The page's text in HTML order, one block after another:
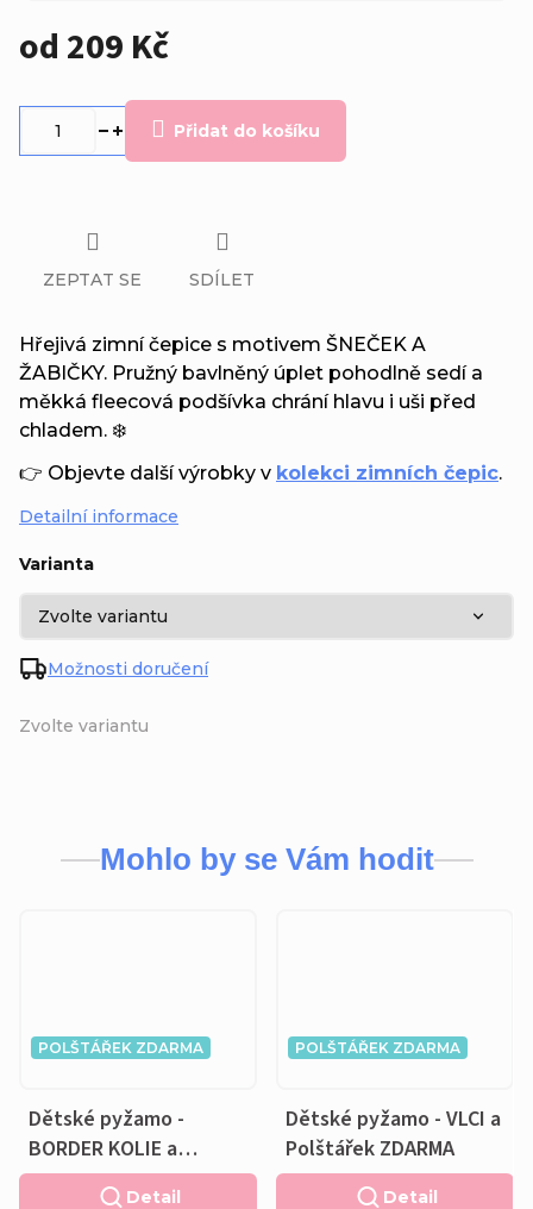
od 209 Kč
Zvolte variantu
Varianta
Možnosti doručení
Přidat do košíku
Hřejivá zimní čepice s motivem ŠNEČEK A
ŽABIČKY. Pružný bavlněný úplet pohodlně sedí a
měkká fleecová podšívka chrání hlavu i uši před
chladem. ❄️
👉 Objevte další výrobky v kolekci zimních čepic.
Detailní informace
ZEPTAT SE SDÍLET
Mohlo by se Vám hodit
POLŠTÁŘEK ZDARMA
Dětské pyžamo -
BORDER KOLIE a
Polštářek ZDARMA
Detail
POLŠTÁŘEK ZDARMA
Dětské pyžamo - VLCI a
Polštářek ZDARMA
Detail